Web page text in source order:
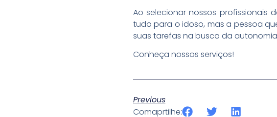
Ao selecionar nossos
tudo para o idoso, mas a pessoa
suas tarefas na busca da
Conheça nossos serviços!
Previous
Comaprtilhe: